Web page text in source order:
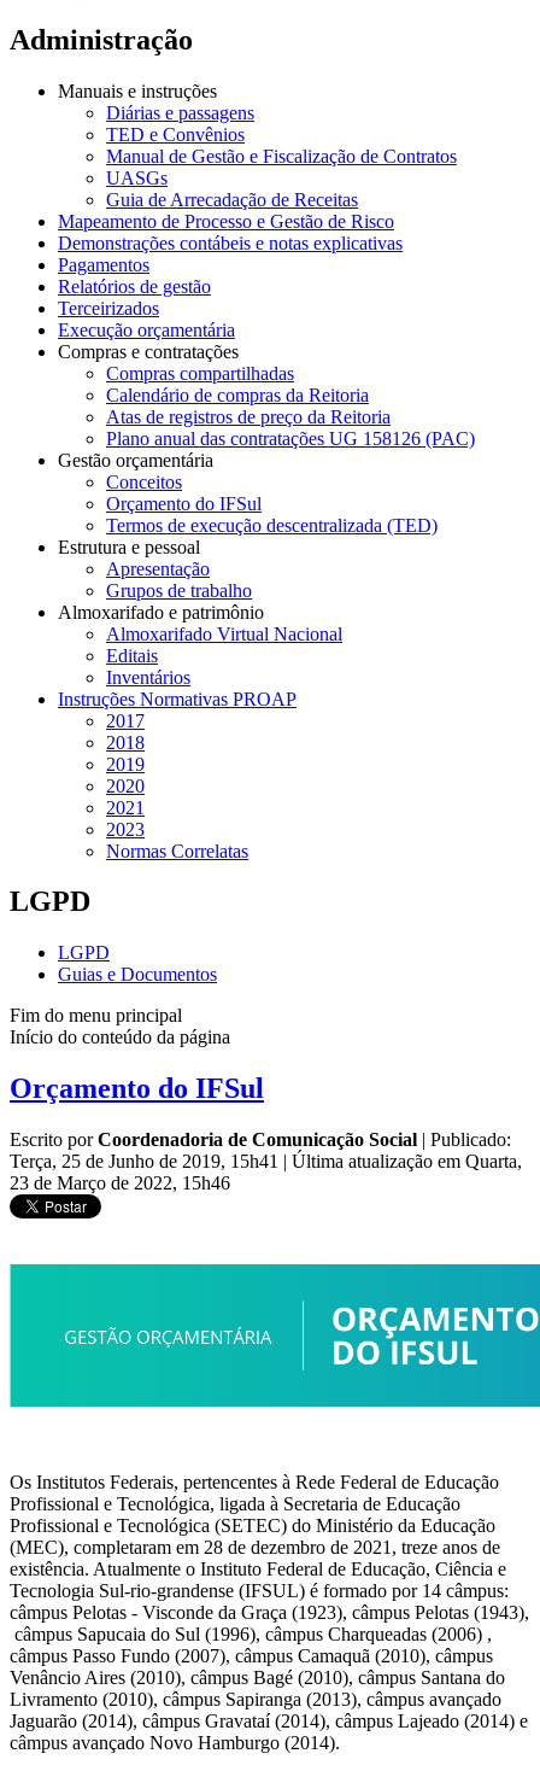
Administração
Manuais e instruções
Diárias e passagens
TED e Convênios
Manual de Gestão e Fiscalização de Contratos
UASGs
Guia de Arrecadação de Receitas
Mapeamento de Processo e Gestão de Risco
Demonstrações contábeis e notas explicativas
Pagamentos
Relatórios de gestão
Terceirizados
Execução orçamentária
Compras e contratações
Compras compartilhadas
Calendário de compras da Reitoria
Atas de registros de preço da Reitoria
Plano anual das contratações UG 158126 (PAC)
Gestão orçamentária
Conceitos
Orçamento do IFSul
Termos de execução descentralizada (TED)
Estrutura e pessoal
Apresentação
Grupos de trabalho
Almoxarifado e patrimônio
Almoxarifado Virtual Nacional
Editais
Inventários
Instruções Normativas PROAP
2017
2018
2019
2020
2021
2023
Normas Correlatas
LGPD
LGPD
Guias e Documentos
Fim do menu principal
Início do conteúdo da página
Orçamento do IFSul
Escrito porCoordenadoria de Comunicação Social | Publicado:
Terça, 25 de Junho de 2019, 15h41 | Última atualização em Quarta,
23 de Março de 2022, 15h46
Os Institutos Federais, pertencentes à Rede Federal de Educação
Profissional e Tecnológica, ligada à Secretaria de Educação
Profissional e Tecnológica (SETEC) do Ministério da Educação
(MEC), completaram em 28 de dezembro de 2021, treze anos de
existência. Atualmente o Instituto Federal de Educação, Ciência e
Tecnologia Sul-rio-grandense (IFSUL) é formado por 14 câmpus:
câmpus Pelotas - Visconde da Graça (1923), câmpus Pelotas (1943),
câmpus Sapucaia do Sul (1996), câmpus Charqueadas (2006) ,
câmpus Passo Fundo (2007), câmpus Camaquã (2010), câmpus
Venâncio Aires (2010), câmpus Bagé (2010), câmpus Santana do
Livramento (2010), câmpus Sapiranga (2013), câmpus avançado
Jaguarão (2014), câmpus Gravataí (2014), câmpus Lajeado (2014) e
câmpus avançado Novo Hamburgo (2014).